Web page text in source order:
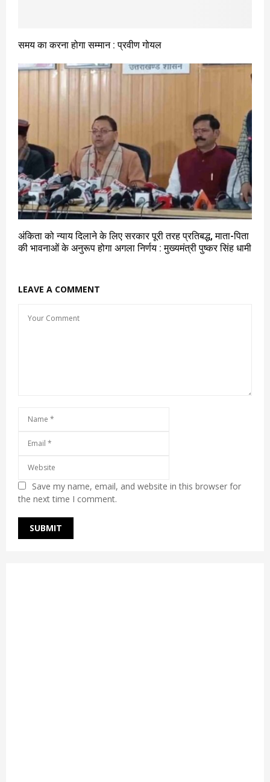
समय का करना होगा सम्मान : प्रवीण गोयल
अंकिता को न्याय दिलाने के लिए सरकार पूरी तरह प्रतिबद्ध, माता-पिता
की भावनाओं के अनुरूप होगा अगला निर्णय : मुख्यमंत्री पुष्कर सिंह धामी
LEAVE A COMMENT
Save my name, email, and website in this browser for
the next time I comment.